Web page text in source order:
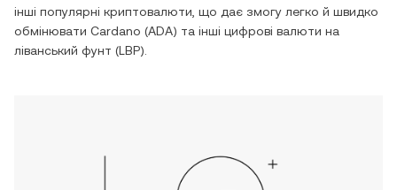
інші популярні криптовалюти, що дає змогу легко й швидко
обмінювати Cardano (ADA) та інші цифрові валюти на
ліванський фунт (LBP).